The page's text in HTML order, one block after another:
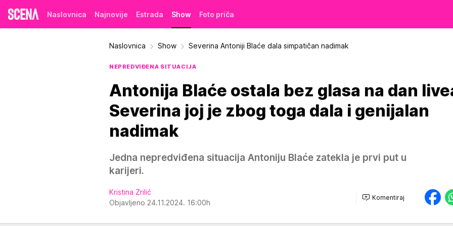
Naslovnica Najnovije Estrada Show Foto priča
Naslovnica Show Severina Antoniji Blaće dala simpatičan nadimak
NEPREDVIĐENA SITUACIJA
Antonija Blaće ostala bez glasa na dan
Severina joj je zbog toga dala i genijalan
nadimak
Jedna nepredviđena situacija Antoniju Blaće zatekla je prvi put u
karijeri.
Kristina Zrilić
Objavljeno 24.11.2024. 16:00h
Komentiraj